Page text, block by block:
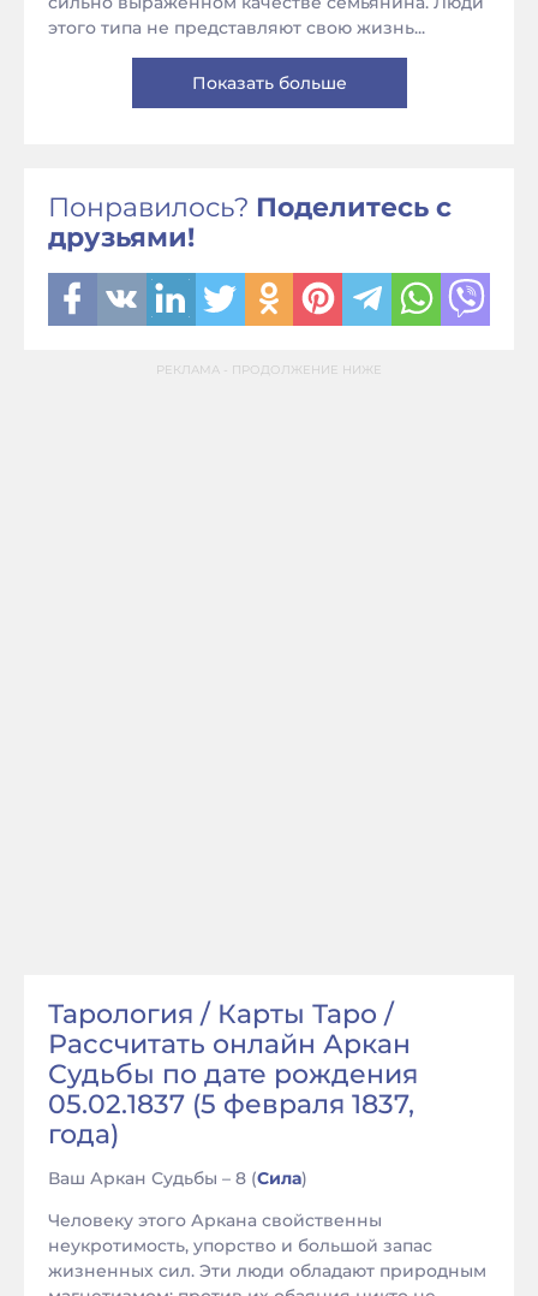
этого типа не представляют свою жизнь...
Показать больше
Понравилось? Поделитесь с
друзьями!
РЕКЛАМА - ПРОДОЛЖЕНИЕ НИЖЕ
Тарология / Карты Таро /
Рассчитать онлайн Аркан
Судьбы по дате рождения
05.02.1837 (5 февраля 1837,
года)
Ваш Аркан Судьбы – 8 (Сила)
Человеку этого Аркана свойственны
неукротимость, упорство и большой запас
жизненных сил. Эти люди обладают природным